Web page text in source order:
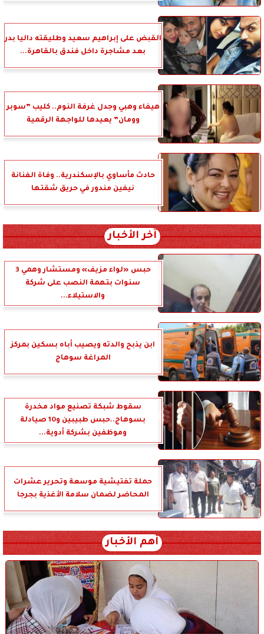
القبض على إبراهيم سعيد وطليقته داليا بدر
بعد مشاجرة داخل فندق بالقاهرة...
هيفاء وهبي وجدل غرفة النوم.. كليب ”سوبر
وومان” يعيدها للواجهة الرقمية
حادث مأساوي بالإسكندرية.. وفاة الفنانة
نيفين مندور في حريق شقتها
آخر الأخبار
حبس «لواء مزيف» ومستشار وهمي 3
سنوات بتهمة النصب على شركة
والاستيلاء...
ابن يذبح والدته ويصيب أباه بسكين بمركز
المراغة سوهاج
سقوط شبكة تصنيع مواد مخدرة
بسوهاج..حبس طبيبين و10 صيادلة
وموظفين بشركة أدوية...
حملة تفتيشية موسعة وتحرير عشرات
المحاضر لضمان سلامة الأغذية بجرجا
أهم الأخبار